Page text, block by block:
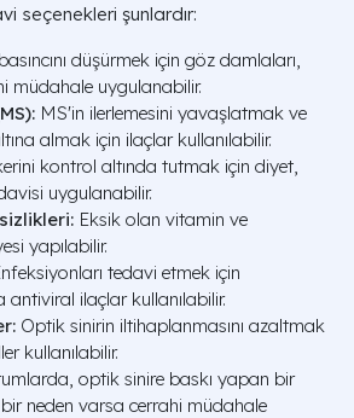
seçenekleri şunlardır:
düşürmek için göz damlaları,
müdahale uygulanabilir.
MS'in ilerlemesini yavaşlatmak ve
almak için ilaçlar kullanılabilir.
kontrol altında tutmak için diyet,
uygulanabilir.
Eksik olan vitamin ve
yapılabilir.
tedavi etmek için
ilaçlar kullanılabilir.
Optik sinirin iltihaplanmasını azaltmak
kullanılabilir.
optik sinire baskı yapan bir
neden varsa cerrahi müdahale